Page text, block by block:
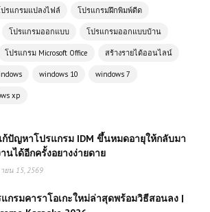
รแกรมแปลงไฟล์ โปรแกรมฝึกพิมพ์ดีด
โปรแกรมออกแบบ โปรแกรมออกแบบบ้าน
โปรแกรม Microsoft Office สร้างรายได้ออนไลน์
windows 10 windows 7
xp
ปัญหาโปรแกรม IDM ขึ้นหมดอายุให้กลับมา
นได้อีกครั้งอยางง่ายดาย
ยน 15, 2569
กรมคาราโอเกะใหม่ล่าสุดพร้อมวิธีสอนลง |